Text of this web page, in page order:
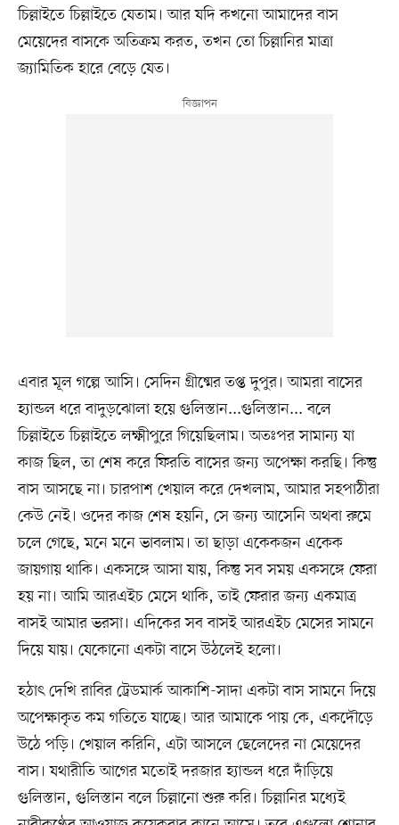
চিল্লাইতে চিল্লাইতে যেতাম। আর যদি কখনো আমাদের বাস
মেয়েদের বাসকে অতিক্রম করত, তখন তো চিল্লানির মাত্রা
জ্যামিতিক হারে বেড়ে যেত।
এবার মূল গল্পে আসি। সেদিন গ্রীষ্মের তপ্ত দুপুর। আমরা বাসের
হ্যান্ডল ধরে বাদুড়ঝোলা হয়ে গুলিস্তান...গুলিস্তান... বলে
চিল্লাইতে চিল্লাইতে লক্ষ্মীপুরে গিয়েছিলাম। অতঃপর সামান্য যা
কাজ ছিল, তা শেষ করে ফিরতি বাসের জন্য অপেক্ষা করছি। কিন্তু
বাস আসছে না। চারপাশ খেয়াল করে দেখলাম, আমার সহপাঠীরা
কেউ নেই। ওদের কাজ শেষ হয়নি, সে জন্য আসেনি অথবা রুমে
চলে গেছে, মনে মনে ভাবলাম। তা ছাড়া একেকজন একেক
জায়গায় থাকি। একসঙ্গে আসা যায়, কিন্তু সব সময় একসঙ্গে ফেরা
হয় না। আমি আরএইচ মেসে থাকি, তাই ফেরার জন্য একমাত্র
বাসই আমার ভরসা। এদিকের সব বাসই আরএইচ মেসের সামনে
দিয়ে যায়। যেকোনো একটা বাসে উঠলেই হলো।
হঠাৎ দেখি রাবির ট্রেডমার্ক আকাশি-সাদা একটা বাস সামনে দিয়ে
অপেক্ষাকৃত কম গতিতে যাচ্ছে। আর আমাকে পায় কে, একদৌড়ে
উঠে পড়ি। খেয়াল করিনি, এটা আসলে ছেলেদের না মেয়েদের
বাস। যথারীতি আগের মতোই দরজার হ্যান্ডল ধরে দাঁড়িয়ে
গুলিস্তান, গুলিস্তান বলে চিল্লানো শুরু করি। চিল্লানির মধ্যেই